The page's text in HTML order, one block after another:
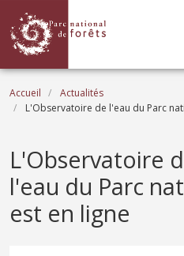
Fil d'Ariane
Accueil
Actualités
L'Observatoire de l'eau du Parc
L'Observatoire
l'eau du Parc
est en ligne